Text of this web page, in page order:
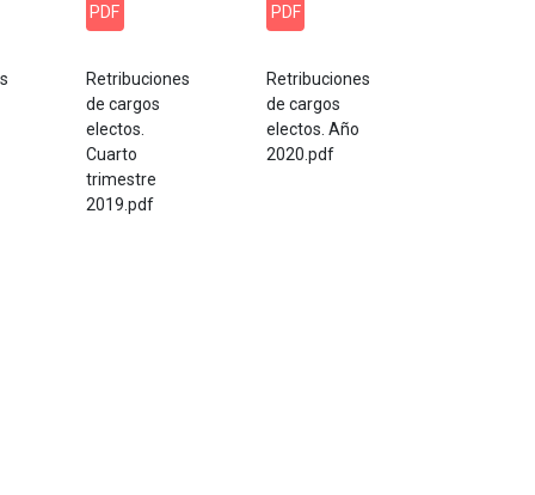
PDF
Retribuciones
de cargos
electos.
Cuarto
trimestre
2019.pdf
PDF
Retribuciones
de cargos
electos. Año
2020.pdf